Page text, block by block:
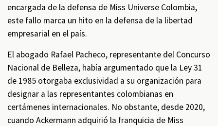
encargada de la defensa de Miss Universe Colombia,
este fallo marca un hito en la defensa de la libertad
empresarial en el país.
El abogado Rafael Pacheco, representante del Concurso
Nacional de Belleza, había argumentado que la Ley 31
de 1985 otorgaba exclusividad a su organización para
designar a las representantes colombianas en
certámenes internacionales. No obstante, desde 2020,
cuando Ackermann adquirió la franquicia de Miss